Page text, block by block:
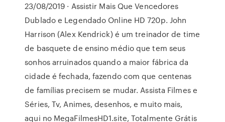
23/08/2019 · Assistir Mais Que Vencedores
Dublado e Legendado Online HD 720p. John
Harrison (Alex Kendrick) é um treinador de time
de basquete de ensino médio que tem seus
sonhos arruinados quando a maior fábrica da
cidade é fechada, fazendo com que centenas
de famílias precisem se mudar. Assista Filmes e
Séries, Tv, Animes, desenhos, e muito mais,
aqui no MegaFilmesHD1.site, Totalmente Grátis